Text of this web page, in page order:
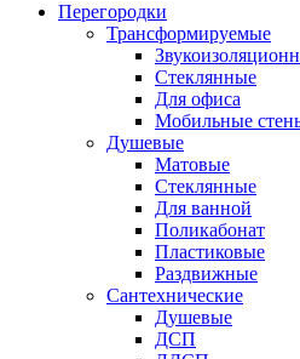
Перегородки
Трансформируемые
Стеклянные
Для офиса
Мобильные
Душевые
Матовые
Стеклянные
Для ванной
Поликабонат
Пластиковые
Раздвижные
Сантехнические
Душевые
ДСП